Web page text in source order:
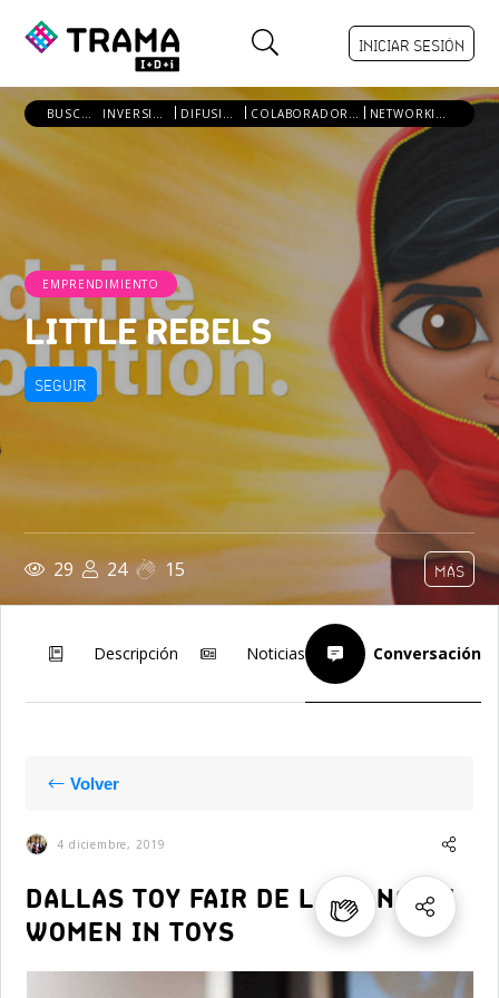
INICIAR SESIÓN
EMPRENDIMIENTO
LITTLE REBELS
SEGUIR
29 24 15 MÁS
Descripción Noticias Conversación
Volver
4 diciembre, 2019
DALLAS TOY FAIR DE LA MANO DE
WOMEN IN TOYS